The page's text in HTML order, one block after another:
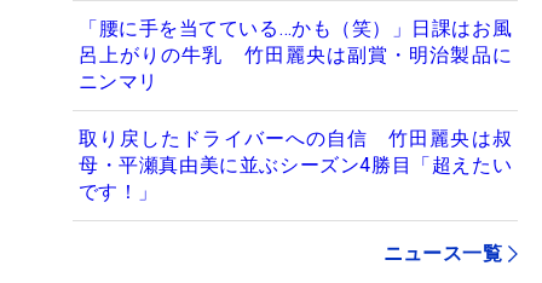
「腰に手を当てている…かも（笑）」日課はお風
呂上がりの牛乳 竹田麗央は副賞・明治製品に
ニンマリ
取り戻したドライバーへの自信 竹田麗央は叔
母・平瀬真由美に並ぶシーズン4勝目「超えたい
です！」
ニュース一覧